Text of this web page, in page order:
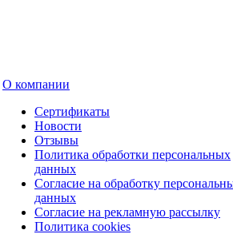
О компании
Сертификаты
Новости
Отзывы
Политика обработки персональных
данных
Согласие на обработку
данных
Согласие на рекламную рассылку
Политика cookies